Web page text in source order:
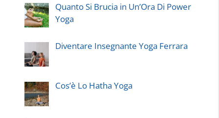
Quanto Si Brucia in Un’Ora Di Power
Yoga
Diventare Insegnante Yoga Ferrara
Cos’è Lo Hatha Yoga